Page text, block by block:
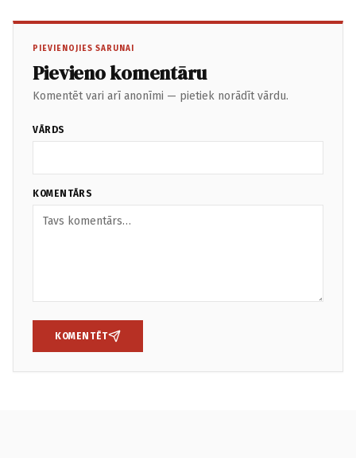
PIEVIENOJIES SARUNAI
Pievieno komentāru
Komentēt vari arī anonīmi — pietiek norādīt vārdu.
VĀRDS
KOMENTĀRS
KOMENTĒT